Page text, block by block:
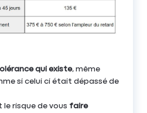
qui existe, même
si celui ci était dépassé de
risque de vous faire